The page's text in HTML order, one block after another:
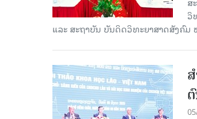
ວິ
ແລະ ສະຖາບັນ ບັນດິດວິທະຍາສາດສັງຄົມ